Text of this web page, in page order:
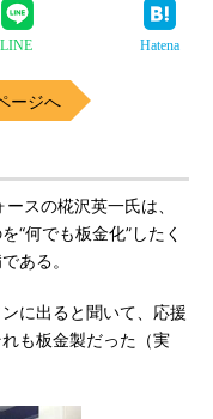
LINE Hatena
ージへ
スの椛沢英一氏は、
“何でも板金化”したく
ある。
に出ると聞いて、応援
も板金製だった（実